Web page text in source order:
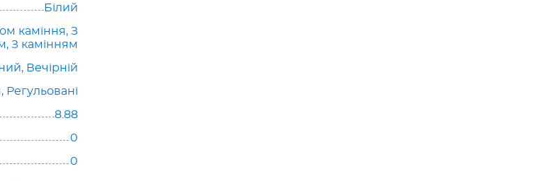
Білий
каміння, З
, З камінням
, Вечірній
, Регульовані
8.88
0
0